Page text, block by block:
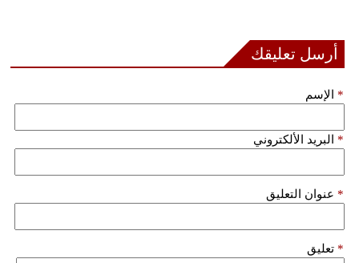
أرسل تعليقك
الإسم *
البريد الألكتروني *
عنوان التعليق *
تعليق *